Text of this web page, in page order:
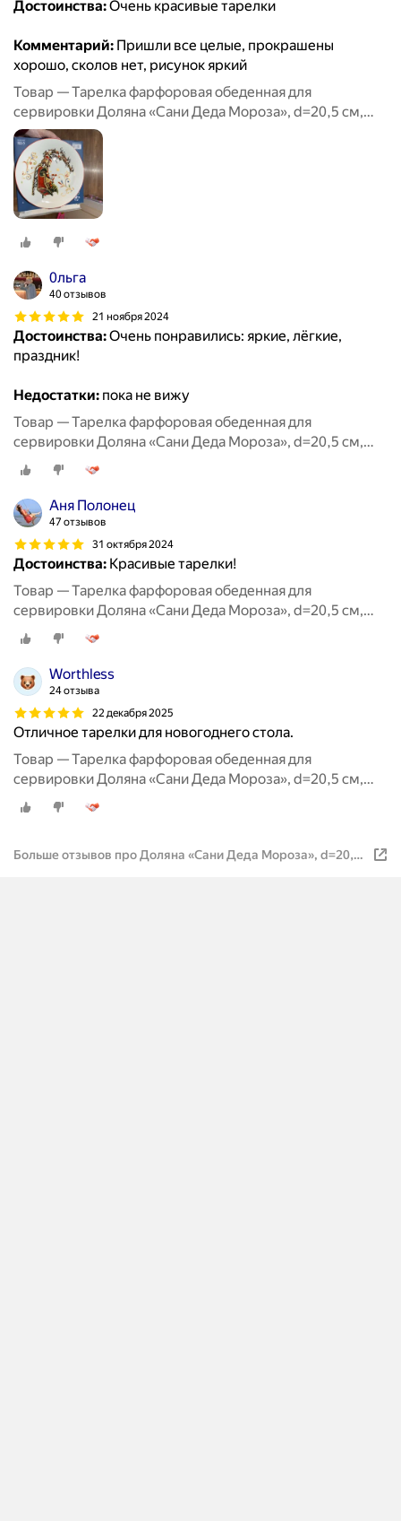
Достоинства:Очень красивые тарелки
Комментарий: Пришли все целые, прокрашены
хорошо, сколов нет, рисунок яркий
Товар — Тарелка фарфоровая обеденная для
сервировки Доляна «Сани Деда Мороза», d=20,5 см,
новогодняя
0льга
40 отзывов
21 ноября 2024
Достоинства:Очень понравились: яркие, лёгкие,
праздник!
Недостатки: пока не вижу
Товар — Тарелка фарфоровая обеденная для
сервировки Доляна «Сани Деда Мороза», d=20,5 см,
новогодняя
Аня Полонец
47 отзывов
31 октября 2024
Достоинства: Красивые тарелки!
Товар — Тарелка фарфоровая обеденная для
сервировки Доляна «Сани Деда Мороза», d=20,5 см,
новогодняя
Worthless
24 отзыва
22 декабря 2025
Отличное тарелки для новогоднего стола.
Товар — Тарелка фарфоровая обеденная для
сервировки Доляна «Сани Деда Мороза», d=20,5 см,
новогодняя
Больше отзывов про Доляна «Сани Деда Мороза», d=20,5